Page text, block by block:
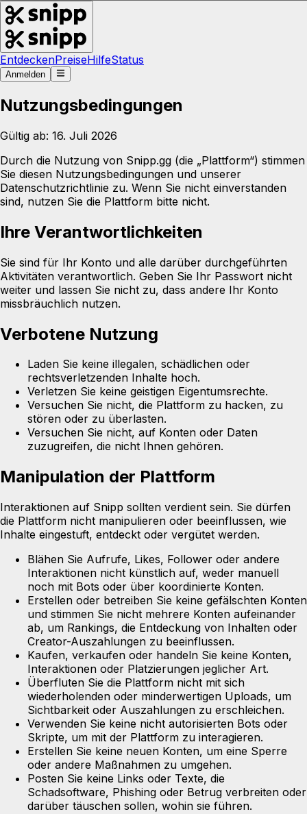
EntdeckenPreiseHilfeStatus
Anmelden
Nutzungsbedingungen
Gültig ab: 16. Juli 2026
Durch die Nutzung von Snipp.gg (die „Plattform“) stimmen
Sie diesen Nutzungsbedingungen und unserer
Datenschutzrichtlinie zu. Wenn Sie nicht einverstanden
sind, nutzen Sie die Plattform bitte nicht.
Ihre Verantwortlichkeiten
Sie sind für Ihr Konto und alle darüber durchgeführten
Aktivitäten verantwortlich. Geben Sie Ihr Passwort nicht
weiter und lassen Sie nicht zu, dass andere Ihr Konto
missbräuchlich nutzen.
Verbotene Nutzung
Laden Sie keine illegalen, schädlichen oder
rechtsverletzenden Inhalte hoch.
Verletzen Sie keine geistigen Eigentumsrechte.
Versuchen Sie nicht, die Plattform zu hacken, zu
stören oder zu überlasten.
Versuchen Sie nicht, auf Konten oder Daten
zuzugreifen, die nicht Ihnen gehören.
Manipulation der Plattform
Interaktionen auf Snipp sollten verdient sein. Sie dürfen
die Plattform nicht manipulieren oder beeinflussen, wie
Inhalte eingestuft, entdeckt oder vergütet werden.
Blähen Sie Aufrufe, Likes, Follower oder andere
Interaktionen nicht künstlich auf, weder manuell
noch mit Bots oder über koordinierte Konten.
Erstellen oder betreiben Sie keine gefälschten Konten
und stimmen Sie nicht mehrere Konten aufeinander
ab, um Rankings, die Entdeckung von Inhalten oder
Creator-Auszahlungen zu beeinflussen.
Kaufen, verkaufen oder handeln Sie keine Konten,
Interaktionen oder Platzierungen jeglicher Art.
Überfluten Sie die Plattform nicht mit sich
wiederholenden oder minderwertigen Uploads, um
Sichtbarkeit oder Auszahlungen zu erschleichen.
Verwenden Sie keine nicht autorisierten Bots oder
Skripte, um mit der Plattform zu interagieren.
Erstellen Sie keine neuen Konten, um eine Sperre
oder andere Maßnahmen zu umgehen.
Posten Sie keine Links oder Texte, die
Schadsoftware, Phishing oder Betrug verbreiten oder
darüber täuschen sollen, wohin sie führen.